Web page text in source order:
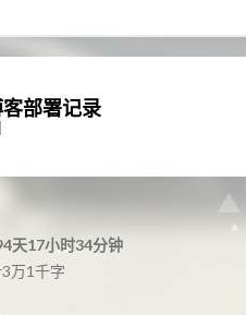
部署记录
天17小时34分钟
万1千字